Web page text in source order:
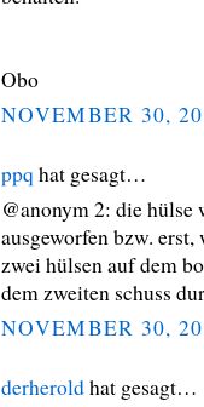
Obo
NOVEMBER 30,
ppq hat gesagt…
@anonym 2: die
ausgeworfen bzw.
zwei hülsen auf dem
dem zweiten schuss
NOVEMBER 30,
derheroldhat gesagt…